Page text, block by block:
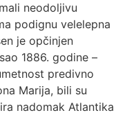
neodoljivu
podignu velelepna
je opčinjen
1886. godine –
predivno
Marija, bili su
nadomak Atlantika